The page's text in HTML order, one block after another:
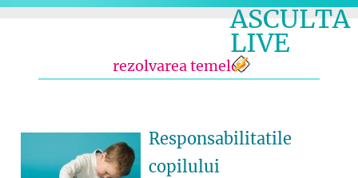
ASCULTA
LIVE
rezolvarea temelor
Responsabilitatile
copilului